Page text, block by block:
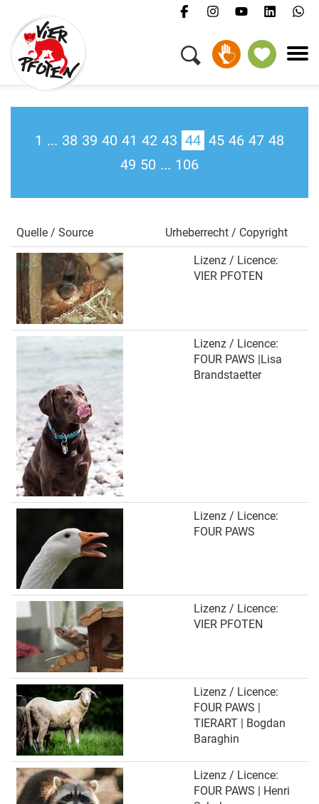
1 ... 38 39 40 41 42 43 44 45 46 47 48
49 50 ... 106
Quelle / Source Urheberrecht / Copyright
Lizenz / Licence:
VIER PFOTEN
Lizenz / Licence:
FOUR PAWS |Lisa
Brandstaetter
Lizenz / Licence:
FOUR PAWS
Lizenz / Licence:
VIER PFOTEN
Lizenz / Licence:
FOUR PAWS |
TIERART | Bogdan
Baraghin
Lizenz / Licence:
FOUR PAWS | Henri
Menü
Kampagnen & Themen
Tiere
FAQ
Kontakt
Spenden
Petition
Patenschaft